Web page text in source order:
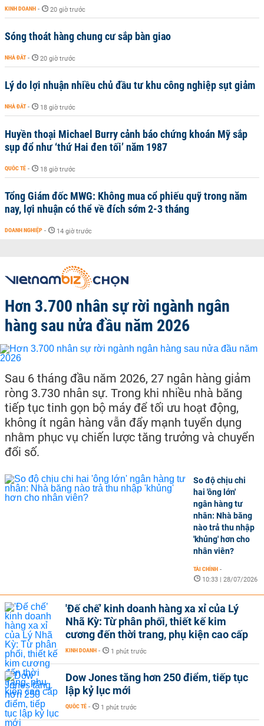
KINH DOANH - 20 giờ trước
Sóng thoát hàng chung cư sắp bàn giao
NHÀ ĐẤT - 20 giờ trước
Lý do lợi nhuận nhiều chủ đầu tư khu công nghiệp sụt giảm
NHÀ ĐẤT - 18 giờ trước
Huyền thoại Michael Burry cảnh báo chứng khoán Mỹ sắp
sụp đổ như ‘thứ Hai đen tối’ năm 1987
QUỐC TẾ - 18 giờ trước
Tổng Giám đốc MWG: Không mua cổ phiếu quỹ trong năm
nay, lợi nhuận có thể về đích sớm 2-3 tháng
DOANH NGHIỆP - 14 giờ trước
Hơn 3.700 nhân sự rời ngành ngân
hàng sau nửa đầu năm 2026
Sau 6 tháng đầu năm 2026, 27 ngân hàng giảm
ròng 3.730 nhân sự. Trong khi nhiều nhà băng
tiếp tục tinh gọn bộ máy để tối ưu hoạt động,
không ít ngân hàng vẫn đẩy mạnh tuyển dụng
nhằm phục vụ chiến lược tăng trưởng và chuyển
đổi số.
So độ chịu chi
hai 'ông lớn'
ngân hàng tư
nhân: Nhà băng
nào trả thu nhập
'khủng' hơn cho
nhân viên?
TÀI CHÍNH -
10:33 | 28/07/2026
'Đế chế’ kinh doanh hàng xa xỉ của Lý
Nhã Kỳ: Từ phân phối, thiết kế kim
cương đến thời trang, phụ kiện cao cấp
KINH DOANH - 1 phút trước
Dow Jones tăng hơn 250 điểm, tiếp tục
lập kỷ lục mới
QUỐC TẾ - 1 phút trước